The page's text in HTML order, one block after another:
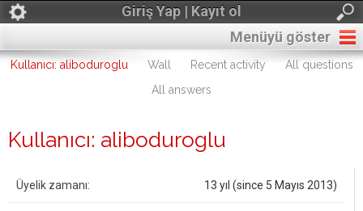
Giriş Yap | Kayıt ol
Menüyü göster
Kullanıcı: aliboduroglu Wall Recent activity
All questions
All answers
Kullanıcı: aliboduroglu
Üyelik zamanı: 13 yıl (since 5 Mayıs 2013)